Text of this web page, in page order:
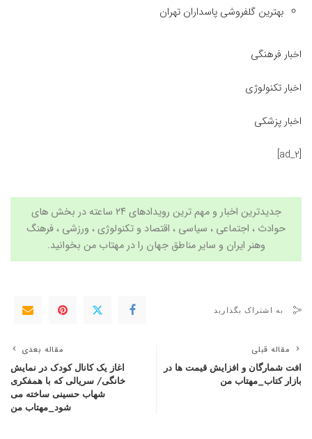
بهترین گلفروشی پاسداران تهران
اخبار فرهنگی
اخبار تکنولوژی
اخبار پزشکی
[ad_2]
جدیدترین اخبار و مهم ترین رویدادهای ۲۴ ساعته در بخش های
حوادث ، اجتماعی ، سیاسی ، اقتصاد و تکنولوژی، ورزشی ، فرهنگ
وهنر ایران و سایر مناطق جهان را درمهتاب من بخوانید.
به اشتراک بگذارید
مقاله قبلی
افت شمارگان و افزایش قیمت ها در
بازار کتاب_مهتاب من
مقاله بعدی
اغاز یک کانال کودک در نمایش
خانگی/ سریالی که با همفکری
شهاب حسینی ساخته می
شود_مهتاب من